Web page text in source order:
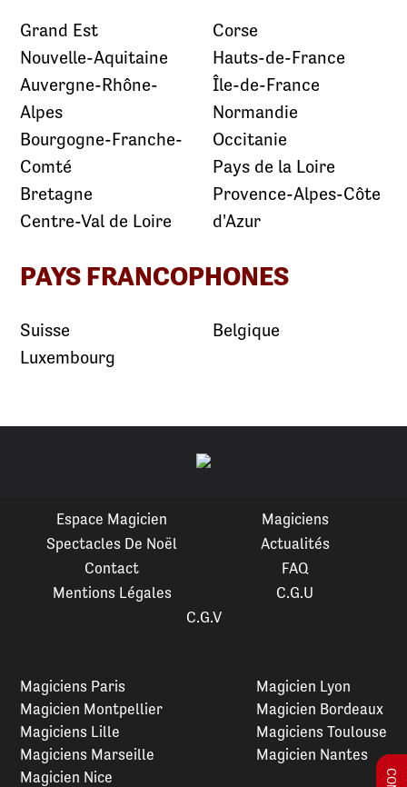
Grand Est
Nouvelle-Aquitaine
Auvergne-Rhône-
Alpes
Bourgogne-Franche-
Comté
Bretagne
Centre-Val de Loire
Corse
Hauts-de-France
Île-de-France
Normandie
Occitanie
Pays de la Loire
Provence-Alpes-Côte
d'Azur
PAYS FRANCOPHONES
Suisse
Luxembourg
Belgique
Espace Magicien
Magiciens
Spectacles De Noël
Actualités
Contact
FAQ
Mentions Légales
C.G.U
C.G.V
Magiciens Paris
Magicien Montpellier
Magiciens Lille
Magiciens Marseille
Magicien Lyon
Magicien Bordeaux
Magiciens Toulouse
Magicien Nantes
Magicien Nice